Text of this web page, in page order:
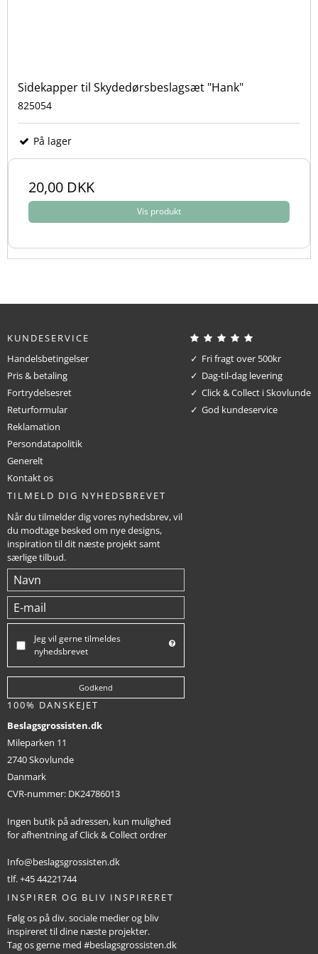
Sidekapper til Skydedørsbeslagsæt "Hank"
825054
På lager
20,00 DKK
Vis produkt
KUNDESERVICE
Handelsbetingelser
Pris & betaling
Fortrydelsesret
Returformular
Reklamation
Persondatapolitik
Generelt
Kontakt os
Fri fragt over 500kr
Dag-til-dag levering
Click & Collect i Skovlunde
God kundeservice
TILMELD DIG NYHEDSBREVET
Når du tilmelder dig vores nyhedsbrev, vil
du modtage besked om nye designs,
inspiration til dit næste projekt samt
særlige tilbud.
Jeg vil gerne tilmeldes
nyhedsbrevet
Godkend
100% DANSKEJET
Beslagsgrossisten.dk
Mileparken 11
2740 Skovlunde
Danmark
CVR-nummer: DK24786013
Ingen butik på adressen, kun mulighed
for afhentning af Click & Collect ordrer
Info@beslagsgrossisten.dk
tlf. +45 44221744
INSPIRER OG BLIV INSPIRERET
Følg os på div. sociale medier og bliv
inspireret til dine næste projekter.
Tag os gerne med #beslagsgrossisten.dk